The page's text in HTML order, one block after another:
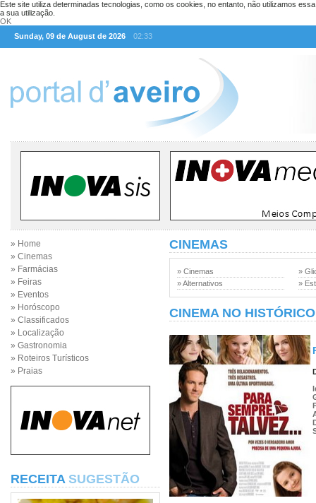
Este site utiliza determinadas tecnologias, como os cookies, no entanto, não utilizamos
a sua utilização.
OK
Sunday, 09 de August de 2026
02:33
» Home
» Cinemas
» Farmácias
» Feiras
» Eventos
» Horóscopo
» Classificados
» Localização
» Gastronomia
» Roteiros Turísticos
» Praias
RECEITA SUGESTÃO
CINEMAS
» Cinemas
» Alternativos
»
»
CINEMA NO HISTÓRICO